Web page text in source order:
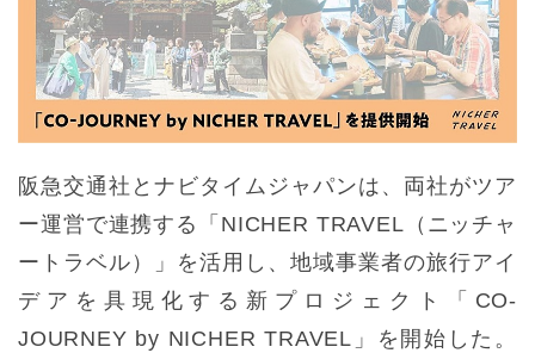
阪急交通社とナビタイムジャパンは、両社がツア
ー運営で連携する「NICHER TRAVEL（ニッチャ
ートラベル）」を活用し、地域事業者の旅行アイ
デアを具現化する新プロジェクト「CO-
JOURNEY by NICHER TRAVEL」を開始した。